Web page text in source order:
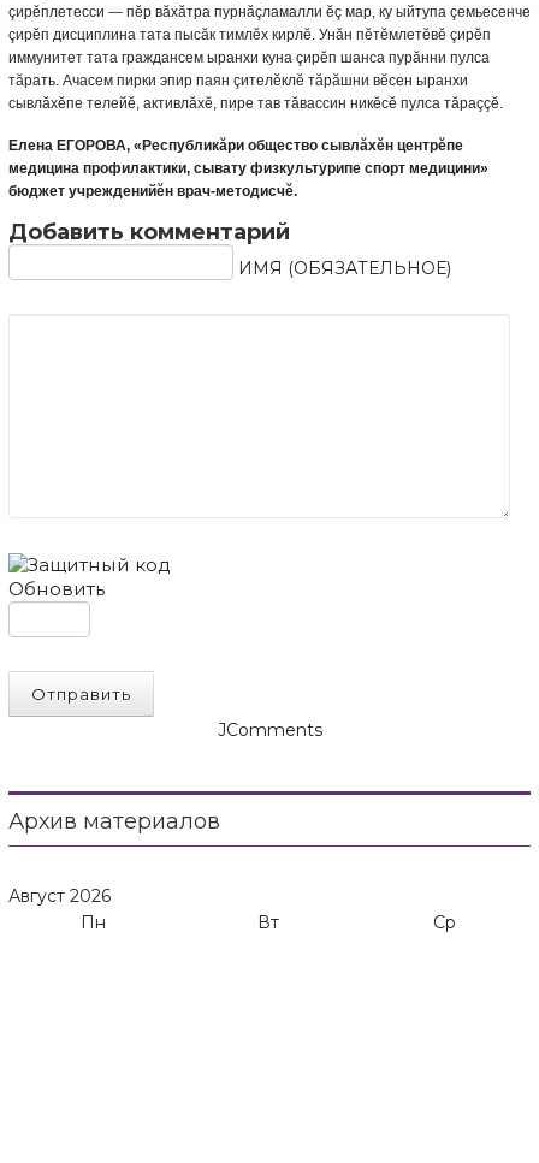
çирĕплетесси — пĕр вăхăтра пурнăçламалли ĕç мар, ку ыйтупа çемьесенче
çирĕп дисциплина тата пысăк тимлĕх кирлĕ. Унăн пĕтĕмлетĕвĕ çирĕп
иммунитет тата граждансем ыранхи куна çирĕп шанса пурăнни пулса
тăрать. Ачасем пирки эпир паян çителĕклĕ тăрăшни вĕсен ыранхи
сывлăхĕпе телейĕ, активлăхĕ, пире тав тăвассин никĕсĕ пулса тăраççĕ.
Елена ЕГОРОВА, «Республикăри общество сывлăхĕн центрĕпе
медицина профилактики, сывату физкультурипе спорт медицини»
бюджет учрежденийĕн врач-методисчĕ.
Добавить комментарий
ИМЯ (ОБЯЗАТЕЛЬНОЕ)
Обновить
Отправить
JComments
Архив материалов
Август 2026
Пн
Вт Ср